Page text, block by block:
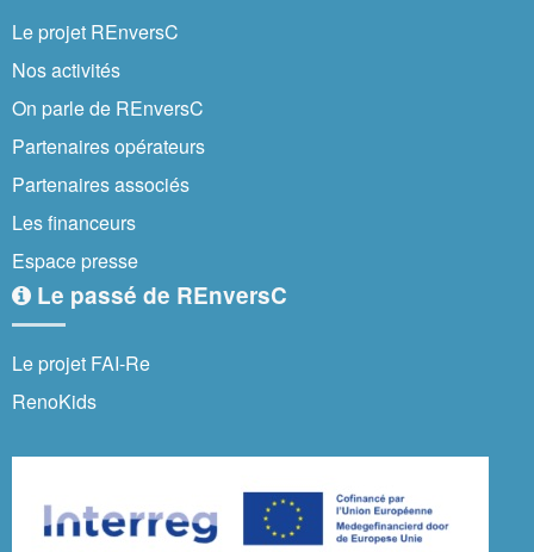
Le projet REnversC
Nos activités
On parle de REnversC
Partenaires opérateurs
Partenaires associés
Les financeurs
Espace presse
Le passé de REnversC
Le projet FAI-Re
RenoKids